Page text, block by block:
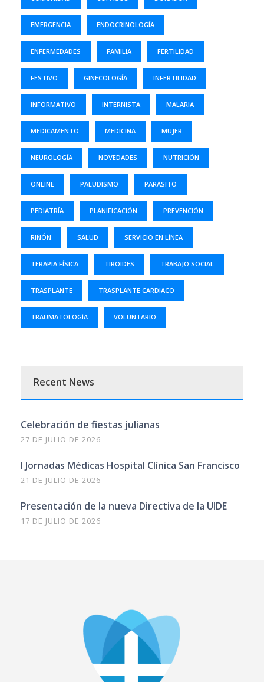
EMERGENCIA ENDOCRINOLOGÍA
ENFERMEDADES FAMILIA FERTILIDAD
FESTIVO GINECOLOGÍA INFERTILIDAD
INFORMATIVO INTERNISTA MALARIA
MEDICAMENTO MEDICINA MUJER
NEUROLOGÍA NOVEDADES NUTRICIÓN
ONLINE PALUDISMO PARÁSITO
PEDIATRÍA PLANIFICACIÓN PREVENCIÓN
RIÑÓN SALUD SERVICIO EN LÍNEA
TERAPIA FÍSICA TIROIDES TRABAJO SOCIAL
TRASPLANTE TRASPLANTE CARDIACO
TRAUMATOLOGÍA VOLUNTARIO
Recent News
Celebración de fiestas julianas
27 DE JULIO DE 2026
I Jornadas Médicas Hospital Clínica San Francisco
21 DE JULIO DE 2026
Presentación de la nueva Directiva de la UIDE
17 DE JULIO DE 2026